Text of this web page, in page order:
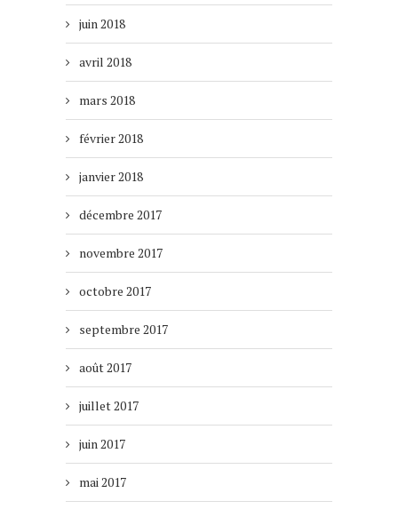
juin 2018
avril 2018
mars 2018
février 2018
janvier 2018
décembre 2017
novembre 2017
octobre 2017
septembre 2017
août 2017
juillet 2017
juin 2017
mai 2017